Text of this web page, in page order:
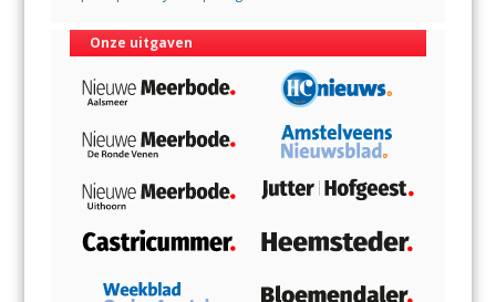
Onze uitgaven